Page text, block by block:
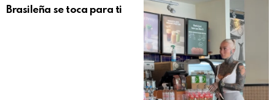
Brasileña se toca para ti